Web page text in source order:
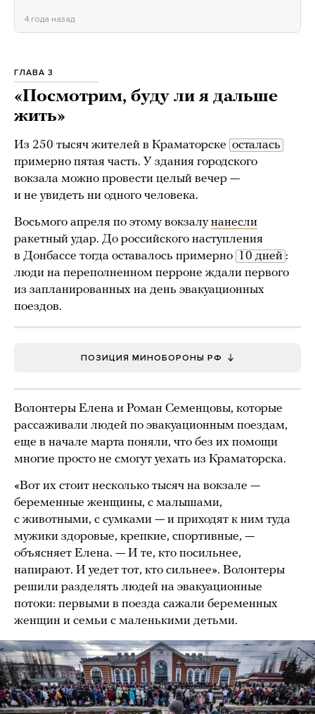
4 года назад
ГЛАВА 3
«Посмотрим, буду ли я дальше
жить»
Из 250 тысяч жителей в Краматорске осталась
примерно пятая часть. У здания городского
вокзала можно провести целый вечер —
и не увидеть ни одного человека.
Восьмого апреля по этому вокзалунанесли
ракетный удар. До российского наступления
в Донбассе тогда оставалось примерно 10 дней :
люди на переполненном перроне ждали первого
из запланированных на день эвакуационных
поездов.
ПОЗИЦИЯ МИНОБОРОНЫ РФ
Волонтеры Елена и Роман Семенцовы, которые
рассаживали людей по эвакуационным поездам,
еще в начале марта поняли, что без их помощи
многие просто не смогут уехать из Краматорска.
«Вот их стоит несколько тысяч на вокзале —
беременные женщины, с малышами,
с животными, с сумками — и приходят к ним туда
мужики здоровые, крепкие, спортивные, —
объясняет Елена. — И те, кто посильнее,
напирают. И уедет тот, кто сильнее». Волонтеры
решили разделять людей на эвакуационные
потоки: первыми в поезда сажали беременных
женщин и семьи с маленькими детьми.